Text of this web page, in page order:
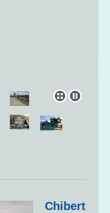
Chibert